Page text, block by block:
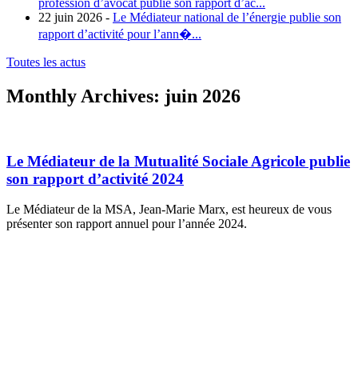
profession d’avocat publie son rapport d’ac...
22 juin 2026 - Le Médiateur national de l’énergie publie son
rapport d’activité pour l’ann�...
Toutes les actus
Monthly Archives: juin 2026
Le Médiateur de la Mutualité Sociale Agricole publie
son rapport d’activité 2024
Le Médiateur de la MSA, Jean-Marie Marx, est heureux de vous
présenter son rapport annuel pour l’année 2024.